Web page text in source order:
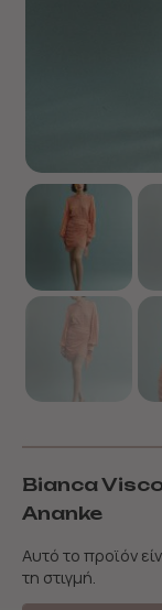
Bianca
Ananke
Αυτό το προϊόν
τη στιγμή.